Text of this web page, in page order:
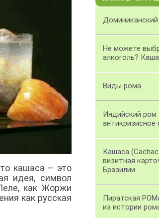
кашаса – это
идея, символ
как Жоржи
как русская
Не можете
алкоголь?
Виды рома
Индийский ром
антикризисное
Кашаса
визитная
Бразилии
Пиратская
из истории